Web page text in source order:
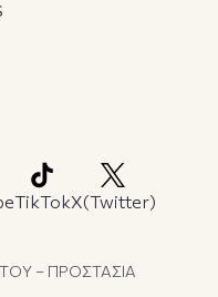
TikTokX(Twitter)
– ΠΡΟΣΤΑΣΙΑ